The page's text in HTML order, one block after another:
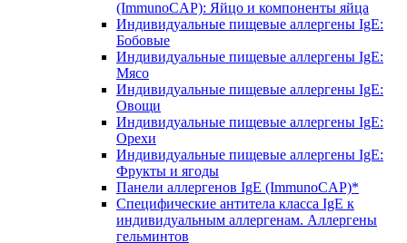
(ImmunoCAP): Яйцо и компоненты яйца
Индивидуальные пищевые аллергены IgE:
Бобовые
Индивидуальные пищевые аллергены IgE:
Мясо
Индивидуальные пищевые аллергены IgE:
Овощи
Индивидуальные пищевые аллергены IgE:
Орехи
Индивидуальные пищевые аллергены IgE:
Фрукты и ягоды
Панели аллергенов IgE (ImmunoCAP)*
Специфические антитела класса IgE к
индивидуальным аллергенам. Аллергены
гельминтов